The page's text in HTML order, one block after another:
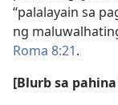
“palalayain sa
ng
Roma 8:21.
[Blurb sa